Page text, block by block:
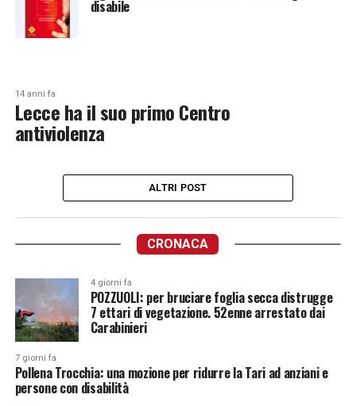
disabile
14 anni fa
Lecce ha il suo primo Centro
antiviolenza
ALTRI POST
CRONACA
4 giorni fa
POZZUOLI: per bruciare foglia secca distrugge
7 ettari di vegetazione. 52enne arrestato dai
Carabinieri
7 giorni fa
Pollena Trocchia: una mozione per ridurre la Tari ad anziani e
persone con disabilità